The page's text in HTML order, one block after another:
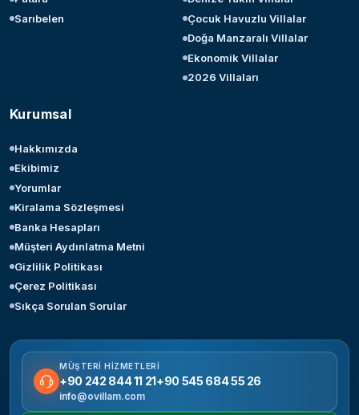
Sarıbelen
Çocuk Havuzlu Villalar
Doğa Manzaralı Villalar
Ekonomik Villalar
2026 Villaları
Kurumsal
Hakkımızda
Ekibimiz
Yorumlar
Kiralama Sözleşmesi
Banka Hesapları
Müşteri Aydınlatma Metni
Gizlilik Politikası
Çerez Politikası
Sıkça Sorulan Sorular
MÜŞTERI HIZMETLERI
+90 242 844 11 21+90 545 684 55 26
info@ovillam.com